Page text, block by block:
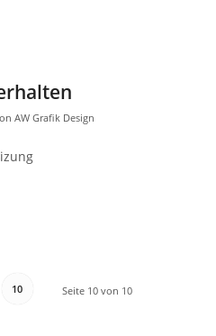
AW Grafik Design
Seite 10 von 10
10